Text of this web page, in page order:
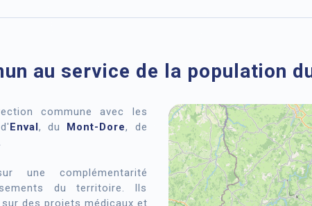
au service de la population
commune avec les
Enval, du Mont-Dore, de
une complémentarité
du territoire. Ils
des projets médicaux et